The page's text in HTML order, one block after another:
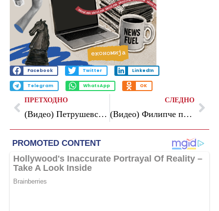
Facebook Twitter LinkedIn
Telegram WhatsApp OK
ПРЕТХОДНО
(Видео) Петрушевски: Трпе Деаноски од УПОЗ за луксуз и спортски игри во Црна Гора потрошил над 60.000 евра
СЛЕДНО
(Видео) Филипче побара референдум за влезот во ЕУ